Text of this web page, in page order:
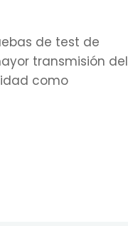
de test de
transmisión del
como